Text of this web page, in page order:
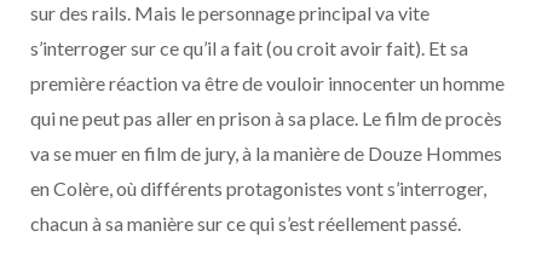
sur des rails. Mais le personnage principal va vite
s’interroger sur ce qu’il a fait (ou croit avoir fait). Et sa
première réaction va être de vouloir innocenter un homme
qui ne peut pas aller en prison à sa place. Le film de procès
va se muer en film de jury, à la manière de Douze Hommes
en Colère, où différents protagonistes vont s’interroger,
chacun à sa manière sur ce qui s’est réellement passé.